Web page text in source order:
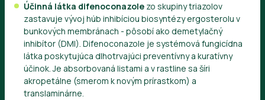
Účinná látka difenoconazole zo skupiny triazolov
zastavuje vývoj húb inhibíciou biosyntézy ergosterolu v
bunkových membránach - pôsobí ako demetylačný
inhibítor (DMI). Difenoconazole je systémová fungicídna
látka poskytujúca dlhotrvajúci preventívny a kuratívny
účinok. Je absorbovaná listami a v rastline sa šíri
akropetálne (smerom k novým prírastkom) a
translaminárne.